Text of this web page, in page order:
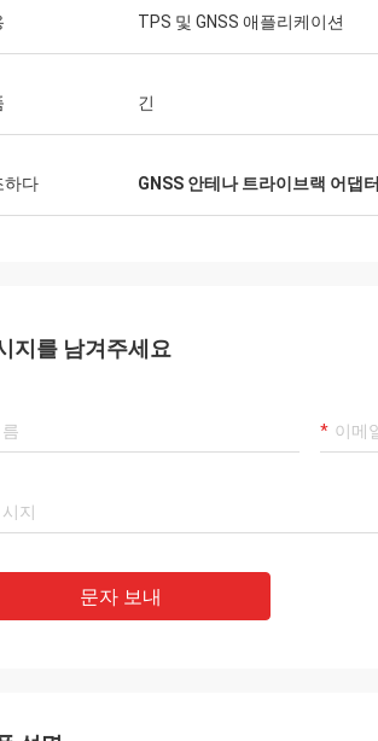
TPS 및 GNSS 애플리케이션
긴
하다 GNSS 안테나 트라이브랙 어댑터
지를 남겨주세요
문자 보내